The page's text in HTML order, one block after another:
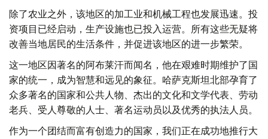
除了农业之外，该地区的加工业和机械工程也发展迅速。投
资项目已经启动，生产设施也已投入运营。所有这些无疑将
改善当地居民的生活条件，并促进该地区的进一步繁荣。
这一地区因著名的阿布莱汗而闻名，他在艰难时期维护了国
家的统一，成为智慧和远见的象征。哈萨克斯坦北部孕育了
众多著名的国家和公共人物、杰出的文化和文学代表、劳动
老兵、受人尊敬的人士、著名运动员以及优秀的执法人员。
作为一个团结而富有创造力的国家，我们正在成功地推行大